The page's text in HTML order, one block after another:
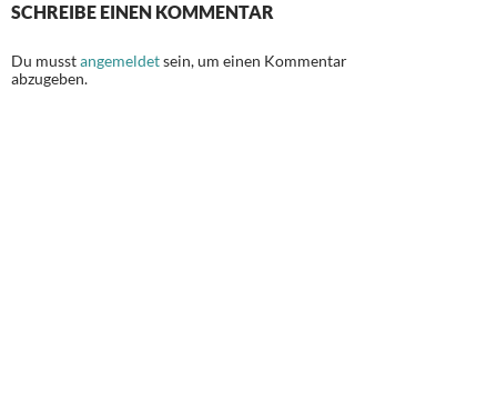
SCHREIBE EINEN KOMMENTAR
Du musstangemeldetsein, um einen Kommentar
abzugeben.